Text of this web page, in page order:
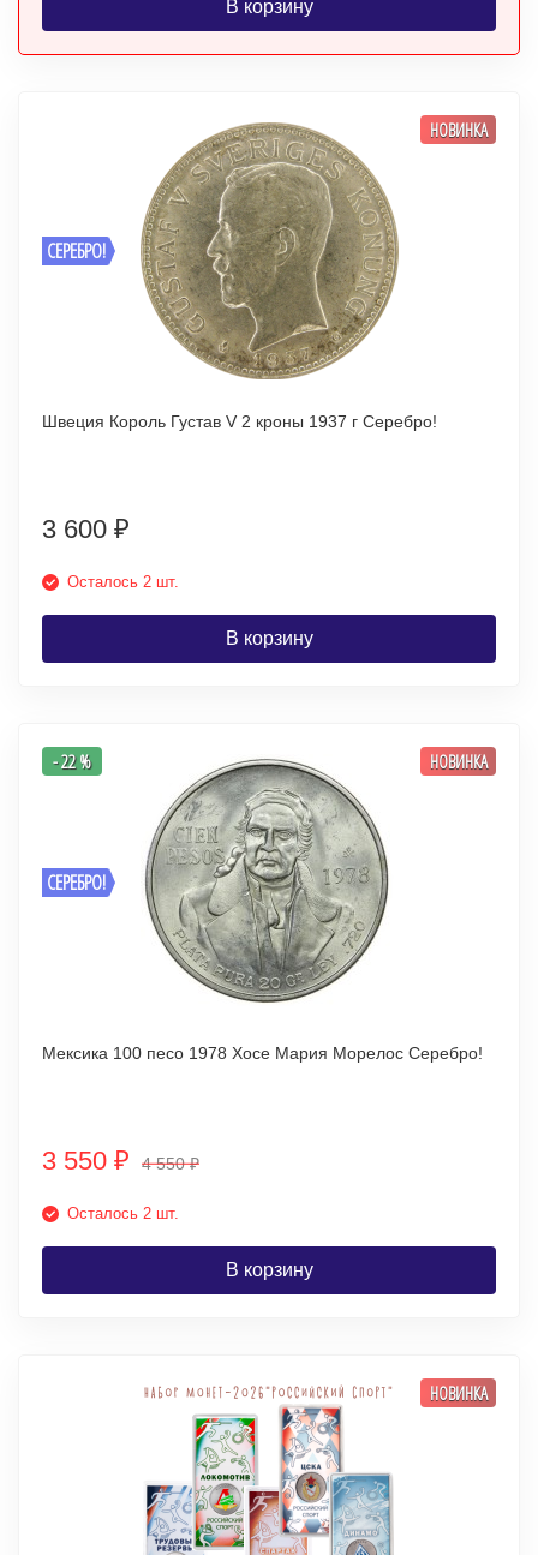
В корзину
СЕРЕБРО!
НОВИНКА
Швеция Король Густав V 2 кроны 1937 г Серебро!
3 600 ₽
Осталось 2 шт.
В корзину
СЕРЕБРО!
- 22 % НОВИНКА
Мексика 100 песо 1978 Хосе Мария Морелос Серебро!
3 550 ₽ 4 550₽
Осталось 2 шт.
В корзину
НОВИНКА